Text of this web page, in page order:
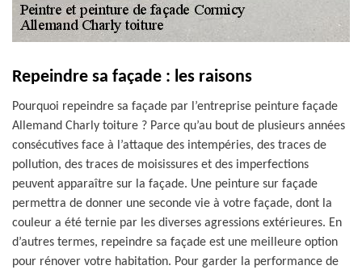
Repeindre sa façade : les raisons
Pourquoi repeindre sa façade par l’entreprise peinture façade
Allemand Charly toiture ? Parce qu’au bout de plusieurs années
consécutives face à l’attaque des intempéries, des traces de
pollution, des traces de moisissures et des imperfections
peuvent apparaître sur la façade. Une peinture sur façade
permettra de donner une seconde vie à votre façade, dont la
couleur a été ternie par les diverses agressions extérieures. En
d’autres termes, repeindre sa façade est une meilleure option
pour rénover votre habitation. Pour garder la performance de